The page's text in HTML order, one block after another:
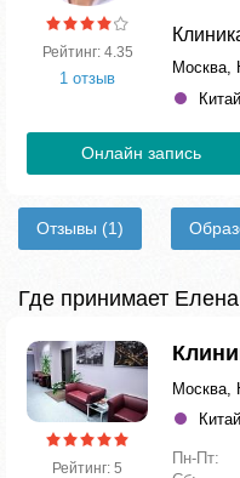
Рейтинг: 4.35
1 отзыв
Москва,
Онлайн запись
Отзывы (1)
Где принимает
Рейтинг: 5
Москва,
Пн-Пт: